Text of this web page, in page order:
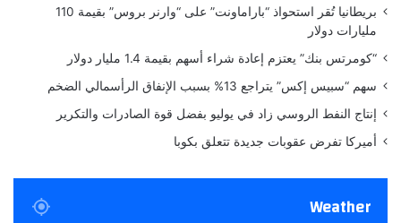
بريطانيا تُقر استحواذ “باراماونت” على “وارنر بروس” بقيمة 110
مليارات دولار
“كومرتس بنك” يعتزم إعادة شراء أسهم بقيمة 1.4 مليار دولار
سهم “سبيس إكس” يتراجع 13% بسبب الإنفاق الرأسمالي الضخم
إنتاج النفط الروسي زاد في يوليو بفضل قوة الصادرات والتكرير
أميركا تفرض عقوبات جديدة تتعلق بكوبا
Weather